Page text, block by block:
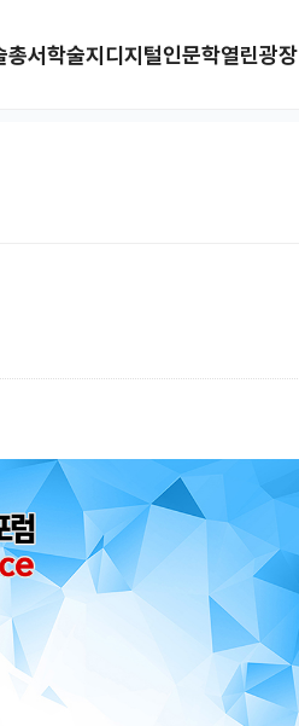
총서학술지디지털인문학열린광장